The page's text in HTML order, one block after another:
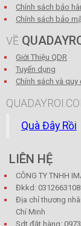
Chính sách bảo
Chính sách bảo
VỀ
Giới Thiệu QDR
Tuyển dụng
Chính sách và quy
Quà Đây Rồi
LIÊN HỆ
CÔNG TY TNHH
Đkkd:
Địa chỉ thương
Chí Minh
Sdt đặt hàng: